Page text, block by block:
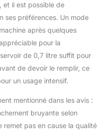
et il est possible de
ses préférences. Un mode
après quelques
pour la
de 0,7 litre suffit pour
de devoir le remplir, ce
un usage intensif.
mentionné dans les avis :
bruyante selon
remet pas en cause la qualité